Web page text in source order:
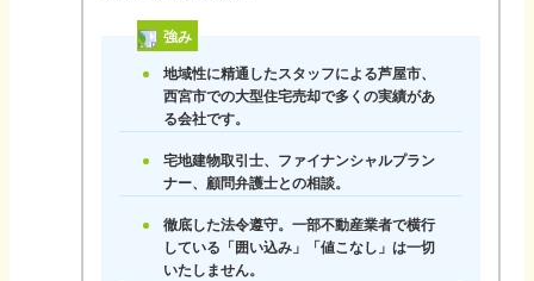
強み
地域性に精通したスタッフによる芦屋市、
西宮市での大型住宅売却で多くの実績があ
る会社です。
宅地建物取引士、ファイナンシャルプラン
ナー、顧問弁護士との相談。
徹底した法令遵守。一部不動産業者で横行
している「囲い込み」「値こなし」は一切
いたしません。